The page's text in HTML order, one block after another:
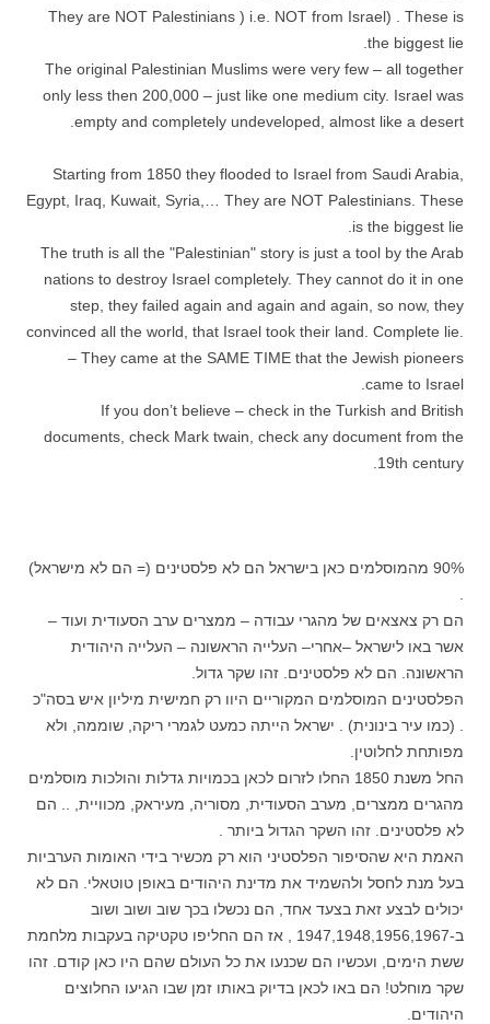
They are NOT Palestinians ) i.e. NOT from Israel) . These is
the biggest lie.
The original Palestinian Muslims were very few – all together
only less then 200,000 – just like one medium city. Israel was
empty and completely undeveloped, almost like a desert.
Starting from 1850 they flooded to Israel from Saudi Arabia,
Egypt, Iraq, Kuwait, Syria,… They are NOT Palestinians. These
is the biggest lie.
The truth is all the "Palestinian" story is just a tool by the Arab
nations to destroy Israel completely. They cannot do it in one
step, they failed again and again and again, so now, they
convinced all the world, that Israel took their land. Complete lie.
– They came at the SAME TIME that the Jewish pioneers
came to Israel.
If you don’t believe – check in the Turkish and British
documents, check Mark twain, check any document from the
19th century.
90% מהמוסלמים כאן בישראל הם לא פלסטינים (= הם לא מישראל)
הם רק צאצאים של מהגרי עבודה – ממצרים ערב הסעודית ועוד –
אשר באו לישראל –אחרי– העלייה הראשונה – העלייה היהודית
הראשונה. הם לא פלסטינים. זהו שקר גדול.
הפלסטינים המוסלמים המקוריים היוו רק חמישית מיליון איש בסה"כ
. (כמו עיר בינונית) . ישראל הייתה כמעט לגמרי ריקה, שוממה, ולא
מפותחת לחלוטין.
החל משנת 1850 החלו לזרום לכאן בכמויות גדלות והולכות מוסלמים
מהגרים ממצרים, מערב הסעודית, מסוריה, מעיראק, מכוויית, .. הם
לא פלסטינים. זהו השקר הגדול ביותר .
האמת היא שהסיפור הפלסטיני הוא רק מכשיר בידי האומות הערביות
בעל מנת לחסל ולהשמיד את מדינת היהודים באופן טוטאלי. הם לא
יכולים לבצע זאת בצעד אחד, הם נכשלו בכך שוב ושוב ושוב
ב-1947,1948,1956,1967 , אז הם החליפו טקטיקה בעקבות מלחמת
ששת הימים, ועכשיו הם שכנעו את כל העולם שהם היו כאן קודם. זהו
שקר מוחלט! הם באו לכאן בדיוק באותו זמן שבו הגיעו החלוצים
היהודים.